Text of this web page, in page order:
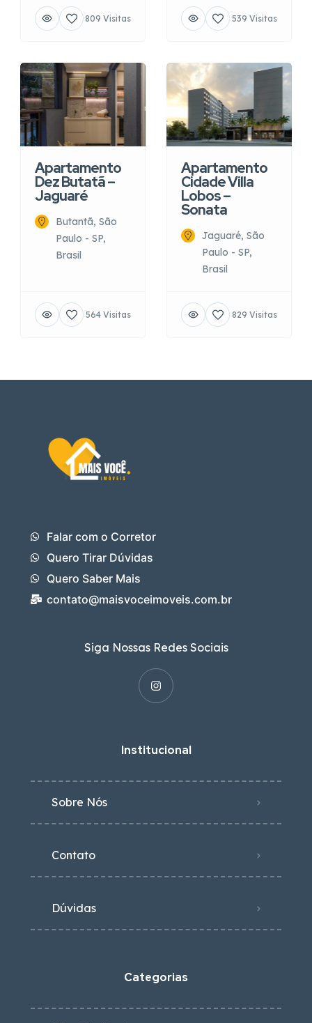
809 Visitas 539 Visitas
Apartamento
Dez Butatã –
Jaguaré
Butantã, São
Paulo - SP,
Brasil
564 Visitas
Apartamento
Cidade Villa
Lobos –
Sonata
Jaguaré, São
Paulo - SP,
Brasil
829 Visitas
Falar com o Corretor
Quero Tirar Dúvidas
Quero Saber Mais
contato@maisvoceimoveis.com.br
Siga Nossas Redes Sociais
Institucional
Sobre Nós
Contato
Dúvidas
Categorias